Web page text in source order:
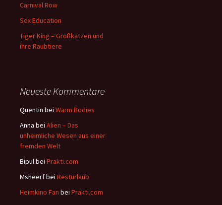
Carnival Row
Sex Education
Tiger King – Großkatzen und
ihre Raubtiere
Neueste Kommentare
Quentin bei Warm Bodies
Anna bei Alien – Das
unheimliche Wesen aus einer
fremden Welt
Bipulbei Prakti.com
Msheerfbei Resturlaub
Heimkino Fan bei Prakti.com